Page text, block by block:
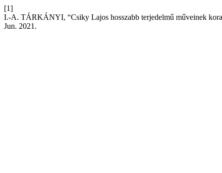
[1]
I.-A. TÁRKÁNYI, “Csiky Lajos hosszabb terjedelmű műveinek
Jun. 2021.